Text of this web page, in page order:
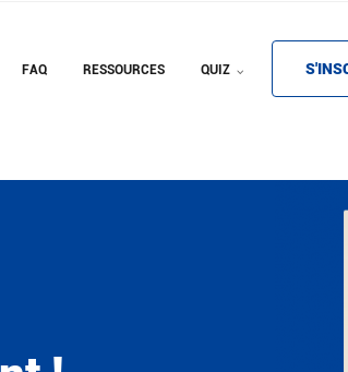
FAQ RESSOURCES QUIZ